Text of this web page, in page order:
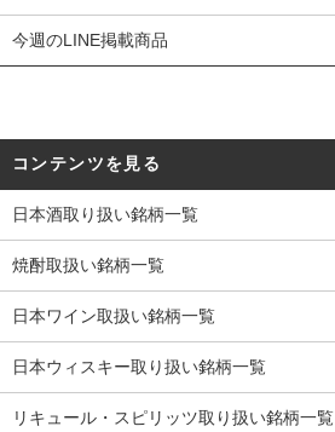
今週のLINE掲載商品
コンテンツを見る
日本酒取り扱い銘柄一覧
焼酎取扱い銘柄一覧
日本ワイン取扱い銘柄一覧
日本ウィスキー取り扱い銘柄一覧
リキュール・スピリッツ取り扱い銘柄一覧